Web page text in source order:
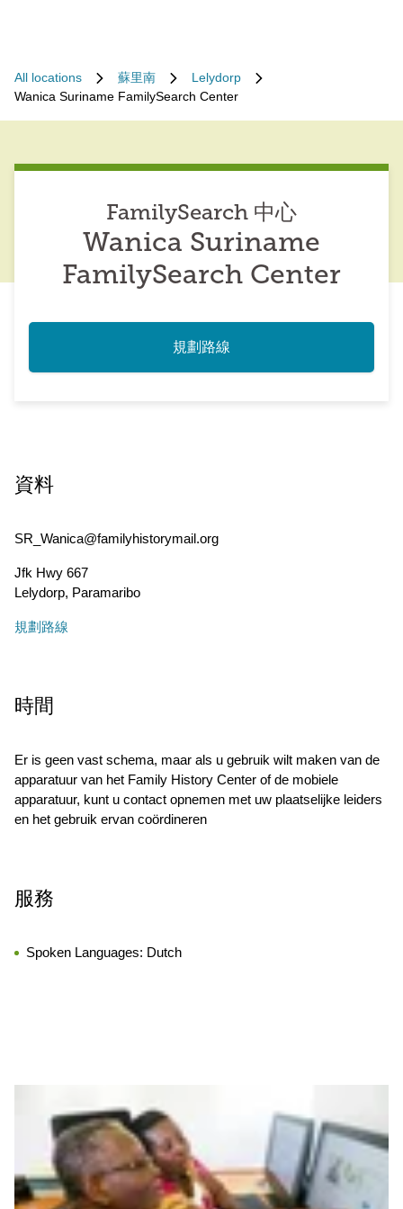
All locations 蘇里南
Lelydorp
Wanica Suriname FamilySearch Center
FamilySearch 中心
Wanica Suriname
FamilySearch Center
規劃路線
資料
SR_Wanica@familyhistorymail.org
Jfk Hwy 667
Lelydorp, Paramaribo
規劃路線
時間
Er is geen vast schema, maar als u gebruik wilt maken van de
apparatuur van het Family History Center of de mobiele
apparatuur, kunt u contact opnemen met uw plaatselijke leiders
en het gebruik ervan coördineren
服務
Spoken Languages: Dutch